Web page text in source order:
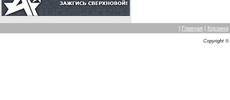
[ Главная | Корзина
Copyright ©